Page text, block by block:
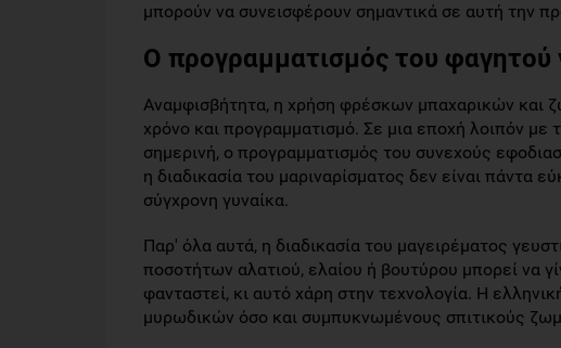
μπορούν να συνεισφέρουν σημαντικά σε αυτή την
Ο προγραμματισμός του φαγητού
Αναμφισβήτητα, η χρήση φρέσκων μπαχαρικών και
χρόνο και προγραμματισμό. Σε μια εποχή λοιπόν
σημερινή, ο προγραμματισμός του συνεχούς
η διαδικασία του μαριναρίσματος δεν είναι πάντα
σύγχρονη γυναίκα.
Παρ' όλα αυτά, η διαδικασία του μαγειρέματος
ποσοτήτων αλατιού, ελαίου ή βουτύρου μπορεί να
φανταστεί, κι αυτό χάρη στην τεχνολογία. Η
μυρωδικών όσο και συμπυκνωμένους σπιτικούς